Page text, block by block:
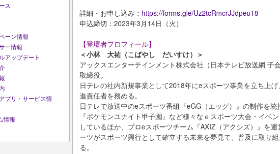
ス
ーン情報
ー情報
アップデート
プリ・サービス情
情報
詳細・お申し込み： https://forms.gle/Uz2tcRmcrJJdpeu18
申込締切：2023年3月14日（火）
【登壇者プロフィール】
＜小林 大祐（こばやし だいすけ）＞
アックスエンターテインメント株式会社（日本テレビ放送網 子
取締役。
日テレの社内新規事業として2018年にeスポーツ事業を立ち上げ
進責任者を務める。
日テレで放送中のeスポーツ番組『eGG（エッグ）』の制作を統
『ポケモンユナイト甲子園』など様々なｅスポーツ大会・イベ
しているほか、プロeスポーツチーム『AXIZ（アクシズ）』を運
ーツがスポーツ興行として確立する未来を夢見て、普及に取り
る。